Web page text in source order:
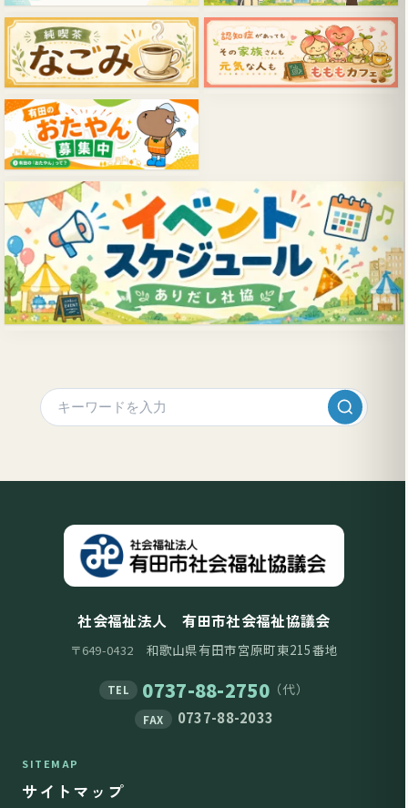
社会福祉法人 有田市社会福祉協議会
〒649-0432 和歌山県有田市宮原町東215番地
TEL 0737-88-2750（代）
FAX 0737-88-2033
SITEMAP
サイトマップ